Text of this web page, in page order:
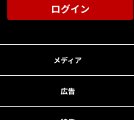
ログイン
メディア
広告